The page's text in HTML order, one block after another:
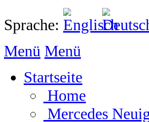
Sprache:
Menü Menü
Startseite
Home
Mercedes